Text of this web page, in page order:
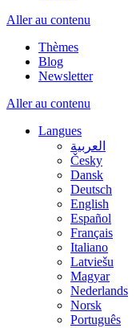
Aller au contenu
Thèmes
Blog
Newsletter
Aller au contenu
Langues
العربية
Česky
Dansk
Deutsch
English
Español
Français
Italiano
Latviešu
Magyar
Nederlands
Norsk
Português